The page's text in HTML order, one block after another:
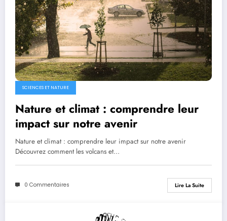
SCIENCES ET NATURE
Nature et climat : comprendre leur
impact sur notre avenir
Nature et climat : comprendre leur impact sur notre avenir
Découvrez comment les volcans et…
0 Commentaires Lire La Suite